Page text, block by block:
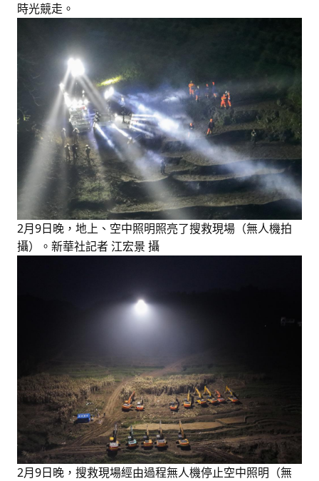
時光競走。
2月9日晚，地上、空中照明照亮了搜救現場（無人機拍
攝）。新華社記者 江宏景 攝
2月9日晚，搜救現場經由過程無人機停止空中照明（無